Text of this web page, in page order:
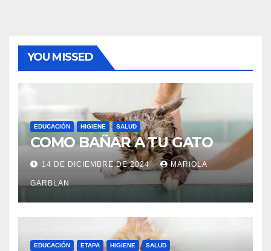
YOU MISSED
EDUCACIÓN HIGIENE SALUD
COMO BAÑAR A TU GATO
14 DE DICIEMBRE DE 2024 MARIOLA
GARBLAN
EDUCACIÓN ETAPA HIGIENE SALUD